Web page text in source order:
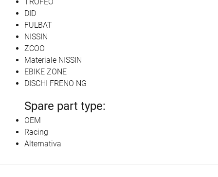
DID
FULBAT
NISSIN
ZCOO
Materiale NISSIN
EBIKE ZONE
DISCHI FRENO NG
Spare part type:
OEM
Racing
Alternativa